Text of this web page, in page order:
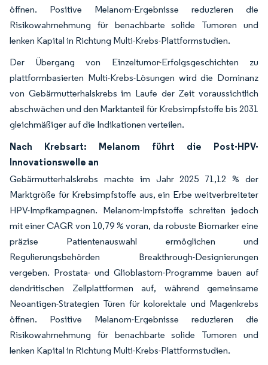
öffnen. Positive Melanom-Ergebnisse reduzieren die
Risikowahrnehmung für benachbarte solide Tumoren und
lenken Kapital in Richtung Multi-Krebs-Plattformstudien.
Der Übergang von Einzeltumor-Erfolgsgeschichten zu
plattformbasierten Multi-Krebs-Lösungen wird die Dominanz
von Gebärmutterhalskrebs im Laufe der Zeit voraussichtlich
abschwächen und den Marktanteil für Krebsimpfstoffe bis 2031
gleichmäßiger auf die Indikationen verteilen.
Nach Krebsart: Melanom führt die Post-HPV-
Innovationswelle an
Gebärmutterhalskrebs machte im Jahr 2025 71,12 % der
Marktgröße für Krebsimpfstoffe aus, ein Erbe weitverbreiteter
HPV-Impfkampagnen. Melanom-Impfstoffe schreiten jedoch
mit einer CAGR von 10,79 % voran, da robuste Biomarker eine
präzise Patientenauswahl ermöglichen und
Regulierungsbehörden Breakthrough-Designierungen
vergeben. Prostata- und Glioblastom-Programme bauen auf
dendritischen Zellplattformen auf, während gemeinsame
Neoantigen-Strategien Türen für kolorektale und Magenkrebs
öffnen. Positive Melanom-Ergebnisse reduzieren die
Risikowahrnehmung für benachbarte solide Tumoren und
lenken Kapital in Richtung Multi-Krebs-Plattformstudien.